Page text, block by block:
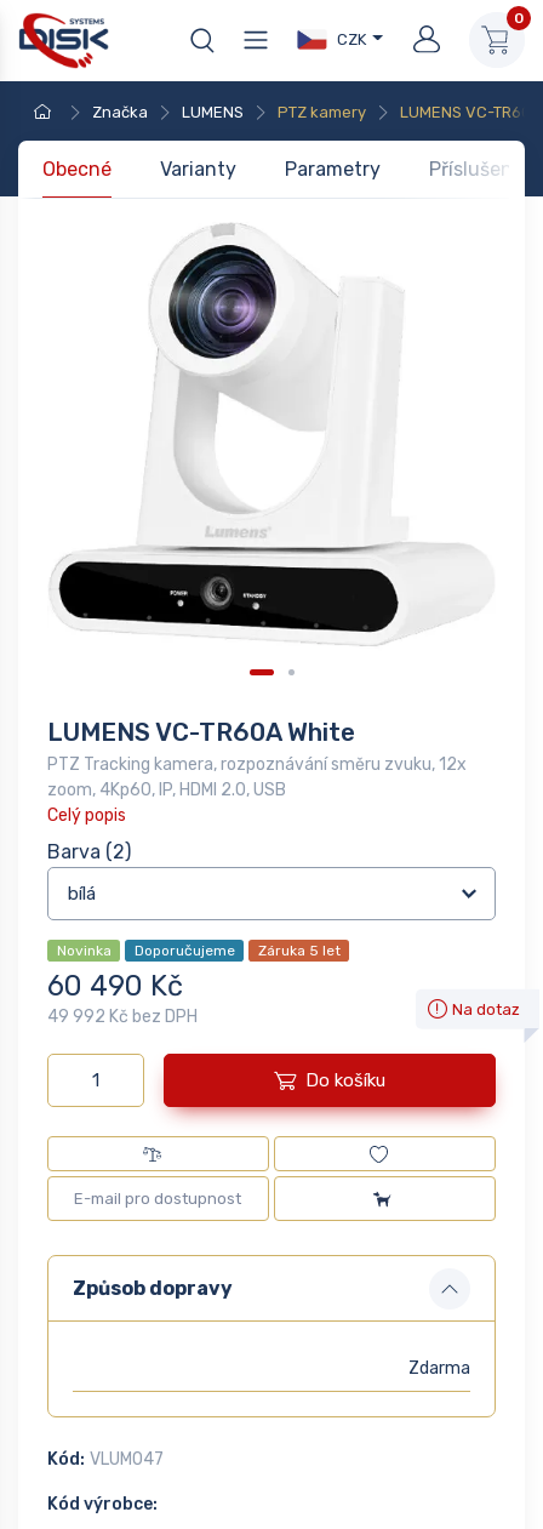
CZK
0
Značka LUMENS PTZ kamery LUMENS VC-
Obecné Varianty Parametry
LUMENS VC-TR60A White
PTZ Tracking kamera, rozpoznávání směru zvuku, 12x
zoom, 4Kp60, IP, HDMI 2.0, USB
Celý popis
Barva (2)
Novinka Doporučujeme Záruka 5 let
60 490 Kč
49 992 Kč bez DPH Na dotaz
Do košíku
Způsob dopravy
Zdarma
Kód: VLUM047
Kód výrobce: